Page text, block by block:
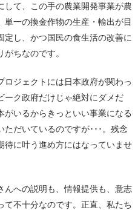
して、この手の農業開発事業が農
単一の換金作物の生産・輸出が目
定し、かつ国民の食生活の改善に
ちなのです。
ロジェクトには日本政府が関わっ
ーク政府だけじゃ絶対にダメだ
がいるからきっといい事業になる
だいているのですが･･･。残念
待に叶う進め方にはなっていませ
んへの説明も、情報提供も、意志
て不十分なのです。正直、私たち